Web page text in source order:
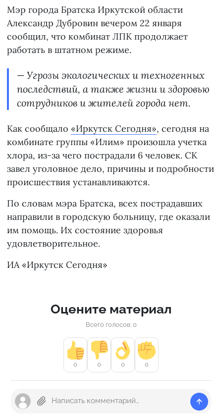
Мэр города Братска Иркутской области
Александр Дубровин вечером 22 января
сообщил, что комбинат ЛПК продолжает
работать в штатном режиме.
— Угрозы экологических и техногенных
последствий, а также жизни и здоровью
сотрудников и жителей города нет.
Как сообщало «Иркутск Сегодня», сегодня на
комбинате группы «Илим» произошла учетка
хлора, из-за чего пострадали 6 человек. СК
завел уголовное дело, причины и подробности
происшествия устанавливаются.
По словам мэра Братска, всех пострадавших
направили в городскую больницу, где оказали
им помощь. Их состояние здоровья
удовлетворительное.
ИА «Иркутск Сегодня»
Оцените материал
Всего голосов: 0
0 0 0 0